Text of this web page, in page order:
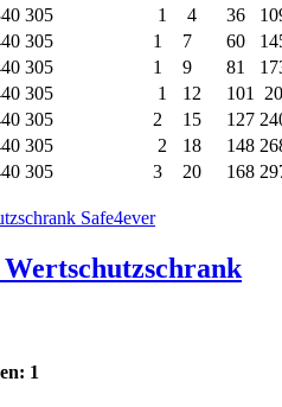
305 1 4 36
305 1 7 60
305 1 9 81
305 1 12 101
305 2 15 127
305 2 18 148
305 3 20 168
Wertschutzschrank
1